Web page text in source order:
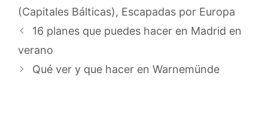
(Capitales Bálticas), Escapadas por Europa
16 planes que puedes hacer en Madrid en
verano
Qué ver y que hacer en Warnemünde